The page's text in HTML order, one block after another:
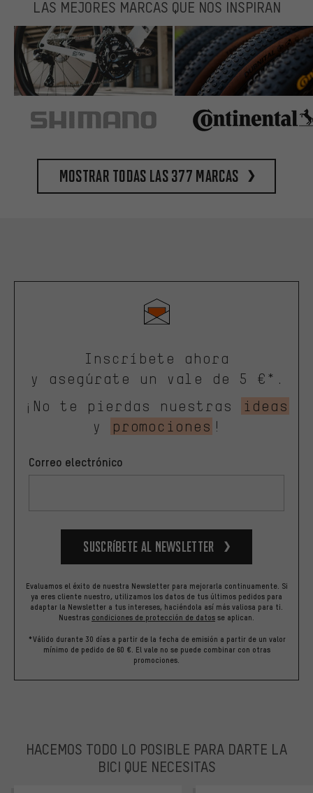
LAS MEJORES MARCAS QUE NOS INSPIRAN
Mostrar todas las 377 marcas
Inscríbete ahora
y asegúrate un vale de 5 €*.
¡No te pierdas nuestras
ideas
y
promociones !
Correo electrónico
Suscríbete al newsletter
Evaluamos el éxito de nuestra Newsletter para mejorarla continuamente. Si
ya eres cliente nuestro, utilizamos los datos de tus últimos pedidos para
adaptar la Newsletter a tus intereses, haciéndola así más valiosa para ti.
Nuestras condiciones de protección de datos se aplican.
*Válido durante 30 días a partir de la fecha de emisión a partir de un valor
mínimo de pedido de 60 €. El vale no se puede combinar con otras
promociones.
HACEMOS TODO LO POSIBLE PARA DARTE LA
BICI QUE NECESITAS